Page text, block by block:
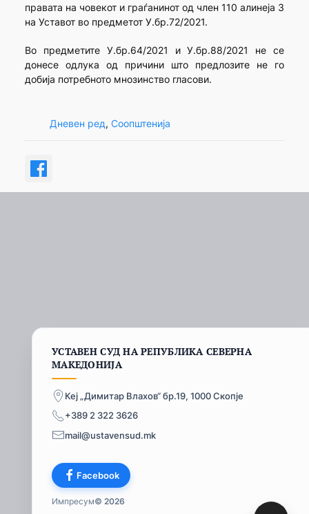
правата на човекот и граѓанинот од член 110 алинеја 3
на Уставот во предметот У.бр.72/2021.
Во предметите У.бр.64/2021 и У.бр.88/2021 не се
донесе одлука од причини што предлозите не го
добија потребното мнозинство гласови.
Дневен ред, Соопштенија
УСТАВЕН СУД НА РЕПУБЛИКА СЕВЕРНА
МАКЕДОНИЈА
Кеј „Димитар Влахов“ бр.19, 1000 Скопје
+389 2 322 3626
mail@ustavensud.mk
Facebook
Импресум© 2026